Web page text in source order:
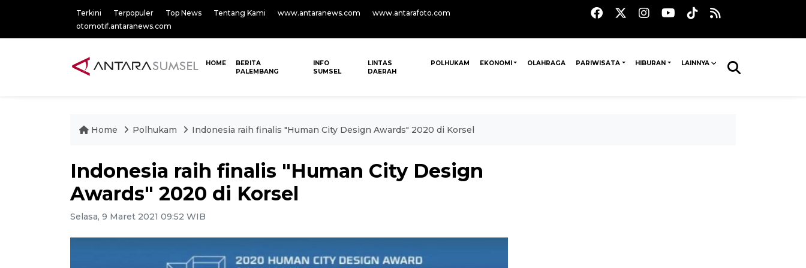
Terkini Terpopuler Top News Tentang Kami www.antaranews.com
www.antarafoto.com
otomotif.antaranews.com
HOME
BERITA
PALEMBANG
INFO
SUMSEL
LINTAS
DAERAH
POLHUKAM EKONOMI OLAHRAGA PARIWISATA HIBURAN LAINNYA
Home Polhukam Indonesia raih finalis "Human City Design Awards" 2020 di Korsel
Indonesia raih finalis "Human City Design
Awards" 2020 di Korsel
Selasa, 9 Maret 2021 09:52 WIB